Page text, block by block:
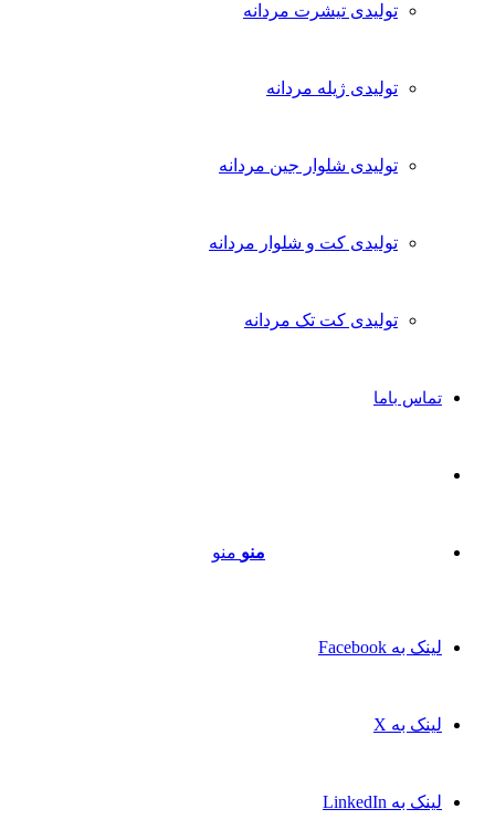
تولیدی تیشرت مردانه
تولیدی ژیله مردانه
تولیدی شلوار جین مردانه
تولیدی کت و شلوار مردانه
تولیدی کت تک مردانه
تماس باما
منو منو
لینک به Facebook
لینک به X
لینک به LinkedIn